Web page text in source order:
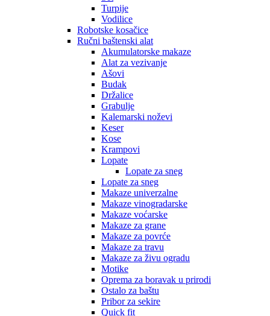
Turpije
Vodilice
Robotske kosačice
Ručni baštenski alat
Akumulatorske makaze
Alat za vezivanje
Ašovi
Budak
Držalice
Grabulje
Kalemarski noževi
Keser
Kose
Krampovi
Lopate
Lopate za sneg
Lopate za sneg
Makaze univerzalne
Makaze vinogradarske
Makaze voćarske
Makaze za grane
Makaze za povrće
Makaze za travu
Makaze za živu ogradu
Motike
Oprema za boravak u prirodi
Ostalo za baštu
Pribor za sekire
Quick fit